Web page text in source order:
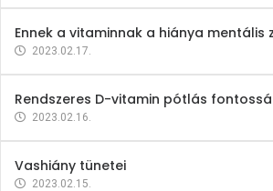
Ennek a vitaminnak a hiánya mentális
2023.02.17.
Rendszeres D-vitamin pótlás
2023.02.16.
Vashiány tünetei
2023.02.15.